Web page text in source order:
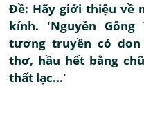
Đề: Hãy giới thiệu về
kính. 'Nguyễn
tương truyền có
thơ, hầu hết bằng
thất lạc...'